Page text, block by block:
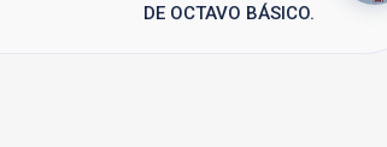
DE OCTAVO BÁSICO.